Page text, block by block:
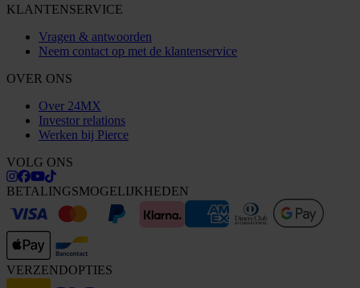
KLANTENSERVICE
Vragen & antwoorden
Neem contact op met de klantenservice
OVER ONS
Over 24MX
Investor relations
Werken bij Pierce
VOLG ONS
BETALINGSMOGELIJKHEDEN
VERZENDOPTIES